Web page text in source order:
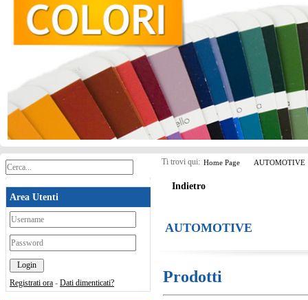
Area Utenti
*
*
Registrati ora - Dati dimenticati?
Ti trovi qui: Home Page AUTOMOTIVE
Indietro
AUTOMOTIVE
Prodotti